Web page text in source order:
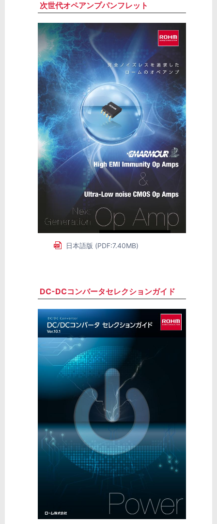
次世代オペアンプパンフレット
日本語版 (PDF:7.40MB)
DC-DCコンバータセレクションガイド